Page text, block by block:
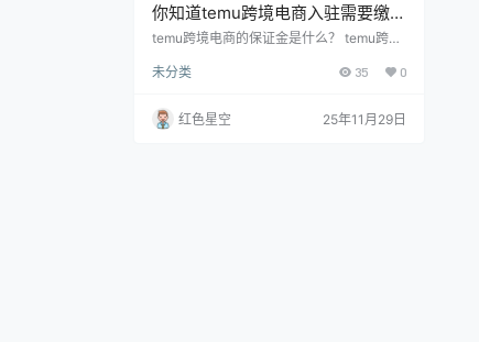
你知道temu跨境电商入驻需要缴纳
多少保证金吗？揭秘2025年最新标
temu跨境电商的保证金是什么？ temu跨境
证”。当你想在这个平台上开店卖货的时
者关店时可以退还。就好比你租房子的时候
交的押金一样，保证金可以保护平台不受商
未分类 35 0
红色星空 25年11月29日